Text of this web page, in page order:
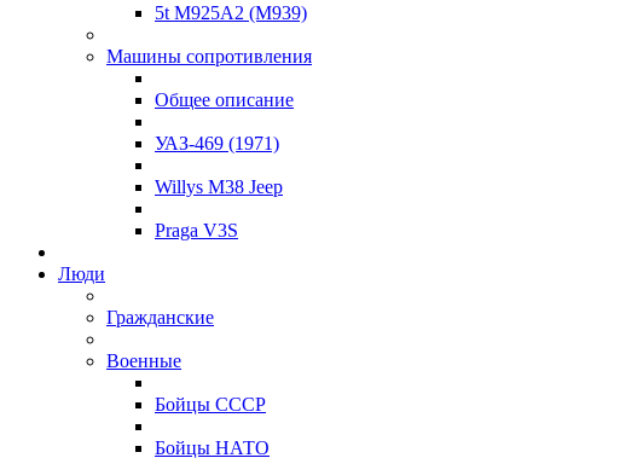
5t M925A2 (M939)
Машины сопротивления
Общее описание
УАЗ-469 (1971)
Willys M38 Jeep
Praga V3S
Люди
Гражданские
Военные
Бойцы СССР
Бойцы НАТО